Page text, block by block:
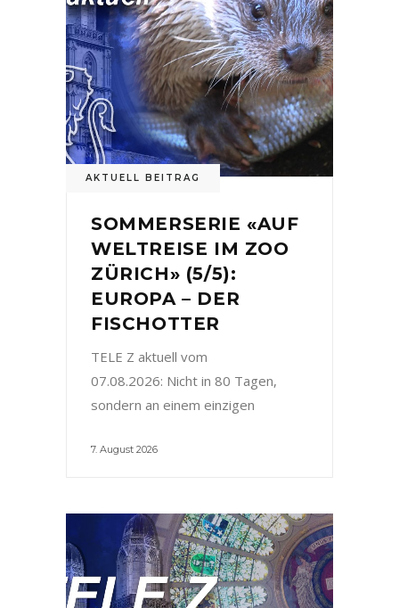
AKTUELL BEITRAG
SOMMERSERIE «AUF
WELTREISE IM ZOO
ZÜRICH» (5/5):
EUROPA – DER
FISCHOTTER
TELE Z aktuell vom
07.08.2026: Nicht in 80 Tagen,
sondern an einem einzigen
7. August 2026